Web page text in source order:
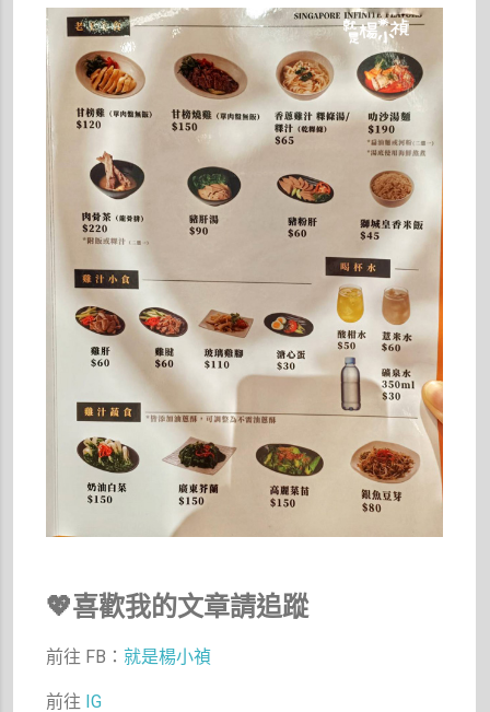
💖喜歡我的文章請追蹤
前往 FB：就是楊小禎
前往 IG